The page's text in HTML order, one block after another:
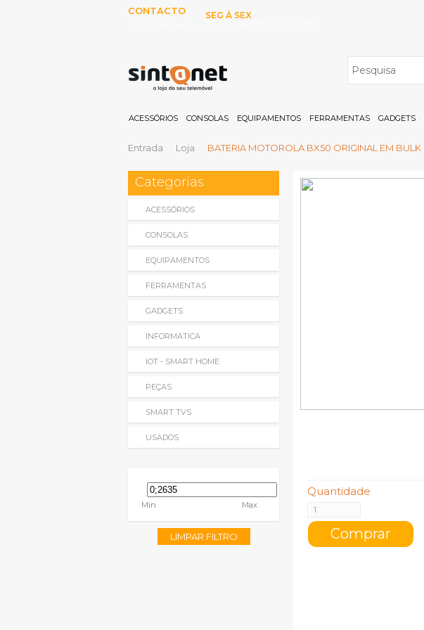
CONTACTO
SEG À SEX
ACESSÓRIOS CONSOLAS EQUIPAMENTOS FERRAMENTAS GADGETS
Entrada Loja BATERIA MOTOROLA BX50 ORIGINAL EM BULK
Categorias
ACESSÓRIOS
CONSOLAS
EQUIPAMENTOS
FERRAMENTAS
GADGETS
INFORMATICA
IOT - SMART HOME
PEÇAS
SMART TVS
USADOS
Min Max
LIMPAR FILTRO
Quantidade